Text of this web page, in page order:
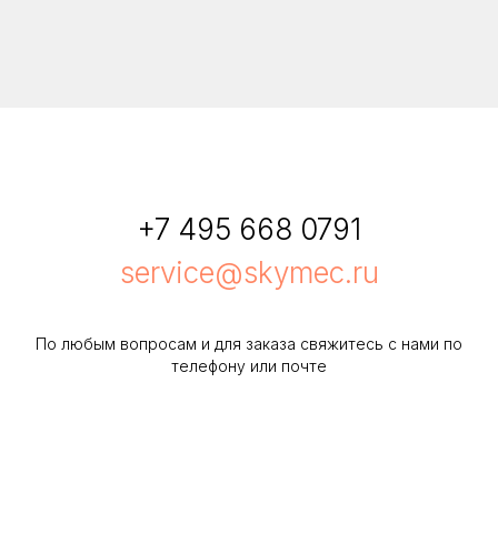
+7 495 668 0791
service@skymec.ru
По любым вопросам и для заказа свяжитесь с нами по
телефону или почте